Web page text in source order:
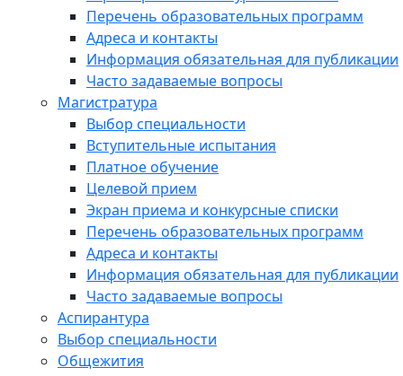
Перечень образовательных программ
Адреса и контакты
Информация обязательная для публикации
Часто задаваемые вопросы
Магистратура
Выбор специальности
Вступительные испытания
Платное обучение
Целевой прием
Экран приема и конкурсные списки
Перечень образовательных программ
Адреса и контакты
Информация обязательная для публикации
Часто задаваемые вопросы
Аспирантура
Выбор специальности
Общежития